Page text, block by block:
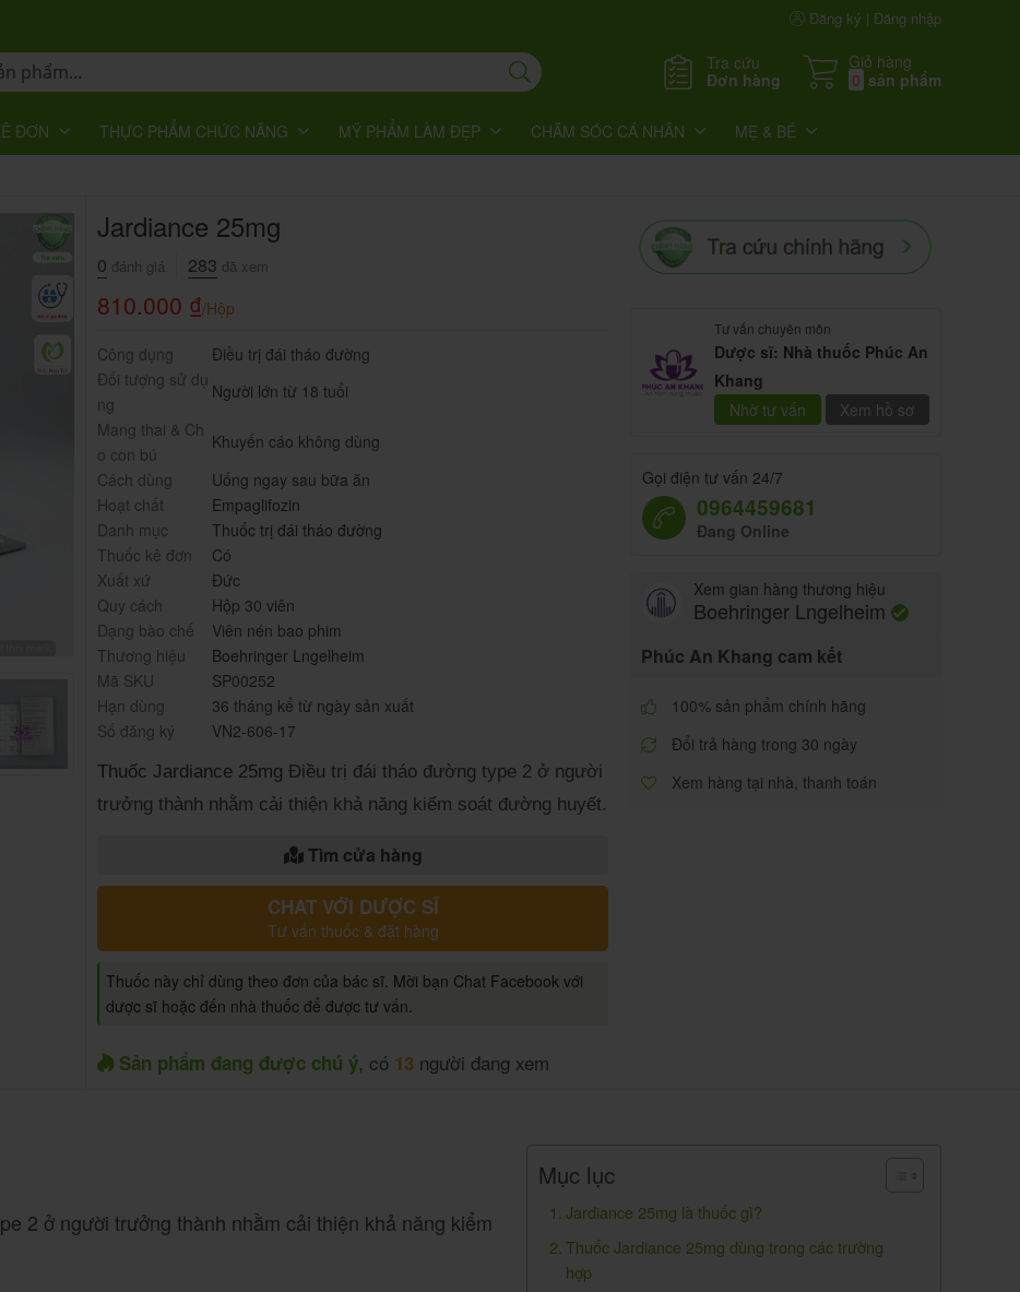
Đăng ký | Đăng nhập
Tra cứu
Đơn hàng
Giỏ hàng
0 sản phẩm
ĐƠN THỰC PHẨM CHỨC NĂNG MỸ PHẨM LÀM ĐẸP CHĂM SÓC CÁ NHÂN
MẸ & BÉ
Jardiance 25mg
0 đánh giá 283 đã xem
810.000 ₫/Hộp
Công dụng
Điều trị đái tháo đường
Đối tượng sử dụ
ng
Người lớn từ 18 tuổi
Mang thai & Ch
o con bú
Khuyến cáo không dùng
Cách dùng
Uống ngay sau bữa ăn
Hoạt chất
Empaglifozin
Danh mục
Thuốc trị đái tháo đường
Thuốc kê đơn
Có
Xuất xứ
Đức
Quy cách
Hộp 30 viên
Dạng bào chế
Viên nén bao phim
Thương hiệu
Boehringer Lngelheim
Mã SKU
SP00252
Hạn dùng
36 tháng kể từ ngày sản xuất
Số đăng ký
VN2-606-17
Thuốc Jardiance 25mg Điều trị đái tháo đường type 2 ở người
trưởng thành nhằm cải thiện khả năng kiểm soát đường huyết.
Tìm cửa hàng
CHAT VỚI DƯỢC SĨ
Tư vấn thuốc & đặt hàng
Thuốc này chỉ dùng theo đơn của bác sĩ. Mời bạn Chat Facebook với
dược sĩ hoặc đến nhà thuốc để được tư vấn.
Sản phẩm đang được chú ý, có 13 người đang xem
Tư vấn chuyên môn
Dược sĩ: Nhà thuốc Phúc An
Khang
Nhờ tư vấn
Xem hồ sơ
Gọi điện tư vấn 24/7
0964459681
Đang Online
Xem gian hàng thương hiệu
Boehringer Lngelheim
Phúc An Khang cam kết
100% sản phẩm chính hãng
Đổi trả hàng trong 30 ngày
Xem hàng tại nhà, thanh toán
2 ở người trưởng thành nhằm cải thiện khả năng kiểm
Mục lục
Jardiance 25mg là thuốc gì?
Thuốc Jardiance 25mg dùng trong các trường
hợp